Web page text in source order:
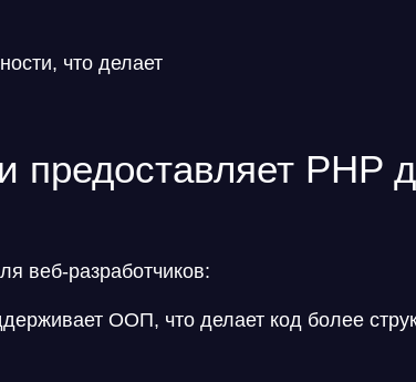
что делает
предоставляет PHP
веб-разработчиков:
ООП, что делает код более